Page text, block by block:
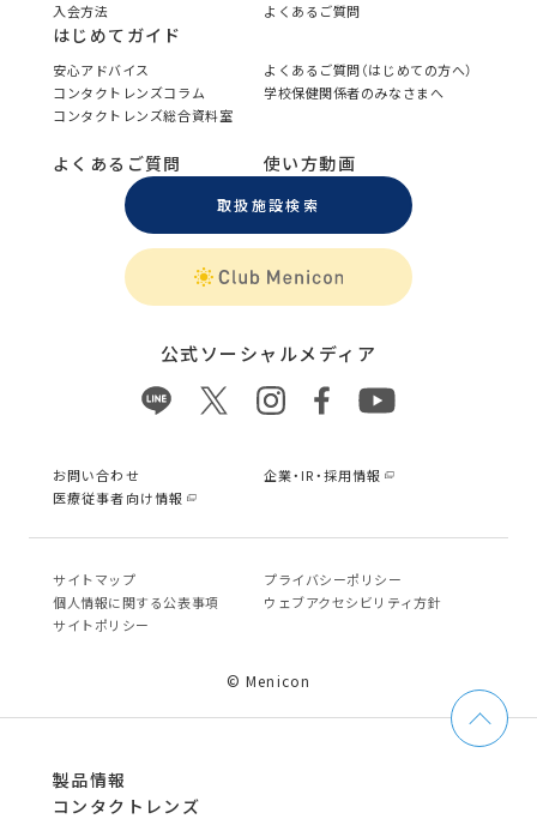
入会方法
よくあるご質問
はじめてガイド
安心アドバイス
よくあるご質問（はじめての方へ）
コンタクトレンズコラム
学校保健関係者のみなさまへ
コンタクトレンズ総合資料室
よくあるご質問 使い方動画
取扱施設検索
公式ソーシャルメディア
お問い合わせ
企業・IR・採用情報
医療従事者向け情報
サイトマップ
プライバシーポリシー
個⼈情報に関する公表事項
ウェブアクセシビリティ方針
サイトポリシー
© Menicon
製品情報
コンタクトレンズ